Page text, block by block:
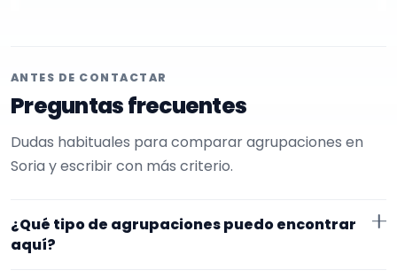
ANTES DE CONTACTAR
Preguntas frecuentes
Dudas habituales para comparar agrupaciones en
Soria y escribir con más criterio.
¿Qué tipo de agrupaciones puedo encontrar
aquí?